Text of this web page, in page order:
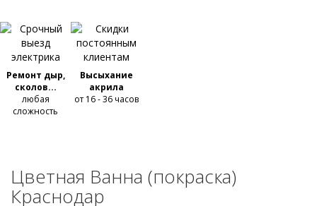
Ремонт дыр,
сколов...
любая
сложность
Высыхание
акрила
от 16 - 36 часов
Цветная Ванна (покраска)
Краснодар